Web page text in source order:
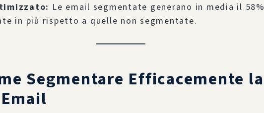
Le email segmentate generano in media il 58%
in più rispetto a quelle non segmentate.
Segmentare Efficacemente la